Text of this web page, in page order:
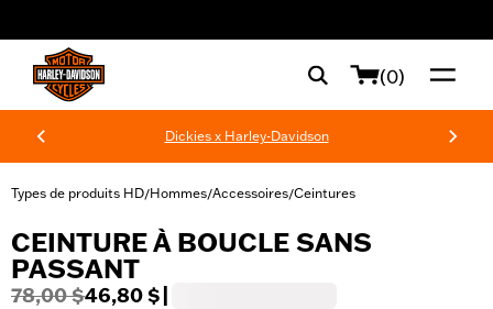
(0)
Dickies x Harley-Davidson
Types de produits HD/Hommes/Accessoires/Ceintures
CEINTURE À BOUCLE SANS
PASSANT
78,00 $46,80 $